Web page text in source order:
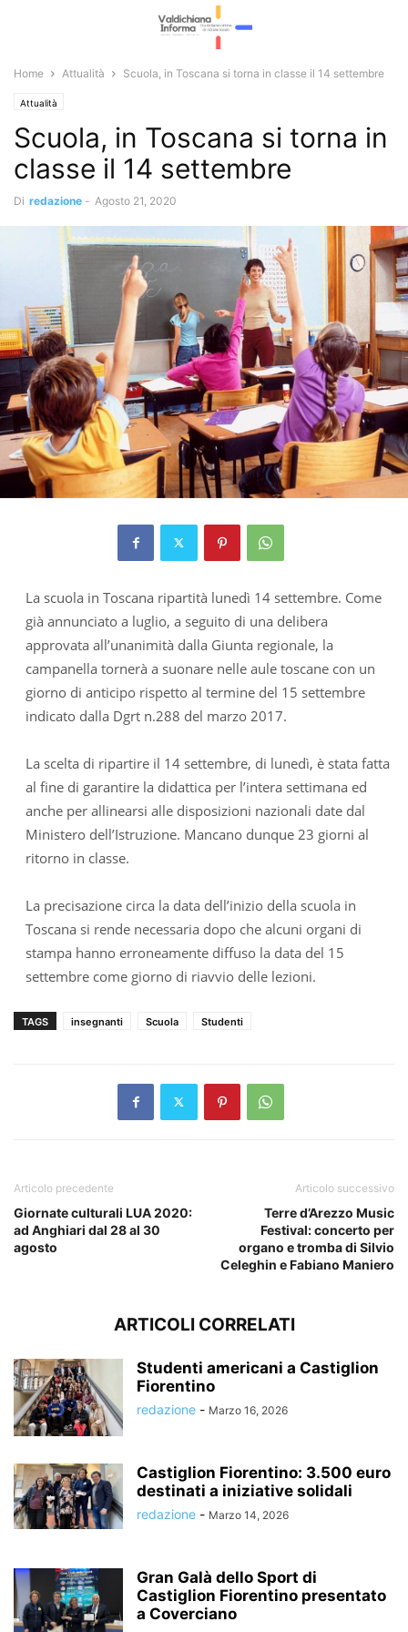
Home Attualità Scuola, in Toscana si torna in classe il 14 settembre
Attualità
Scuola, in Toscana si torna in
classe il 14 settembre
Di redazione - Agosto 21, 2020
La scuola in Toscana ripartità lunedì 14 settembre. Come
già annunciato a luglio, a seguito di una delibera
approvata all’unanimità dalla Giunta regionale, la
campanella tornerà a suonare nelle aule toscane con un
giorno di anticipo rispetto al termine del 15 settembre
indicato dalla Dgrt n.288 del marzo 2017.
La scelta di ripartire il 14 settembre, di lunedì, è stata fatta
al fine di garantire la didattica per l’intera settimana ed
anche per allinearsi alle disposizioni nazionali date dal
Ministero dell’Istruzione. Mancano dunque 23 giorni al
ritorno in classe.
La precisazione circa la data dell’inizio della scuola in
Toscana si rende necessaria dopo che alcuni organi di
stampa hanno erroneamente diffuso la data del 15
settembre come giorno di riavvio delle lezioni.
TAGS insegnanti Scuola Studenti
Articolo precedente
Giornate culturali LUA 2020:
ad Anghiari dal 28 al 30
agosto
Articolo successivo
Terre d’Arezzo Music
Festival: concerto per
organo e tromba di Silvio
Celeghin e Fabiano Maniero
ARTICOLI CORRELATI
Studenti americani a Castiglion
Fiorentino
redazione - Marzo 16, 2026
Castiglion Fiorentino: 3.500 euro
destinati a iniziative solidali
redazione - Marzo 14, 2026
Gran Galà dello Sport di
Castiglion Fiorentino presentato
a Coverciano